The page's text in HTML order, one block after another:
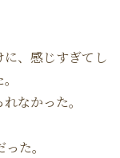
、感じすぎてし
なかった。
た。